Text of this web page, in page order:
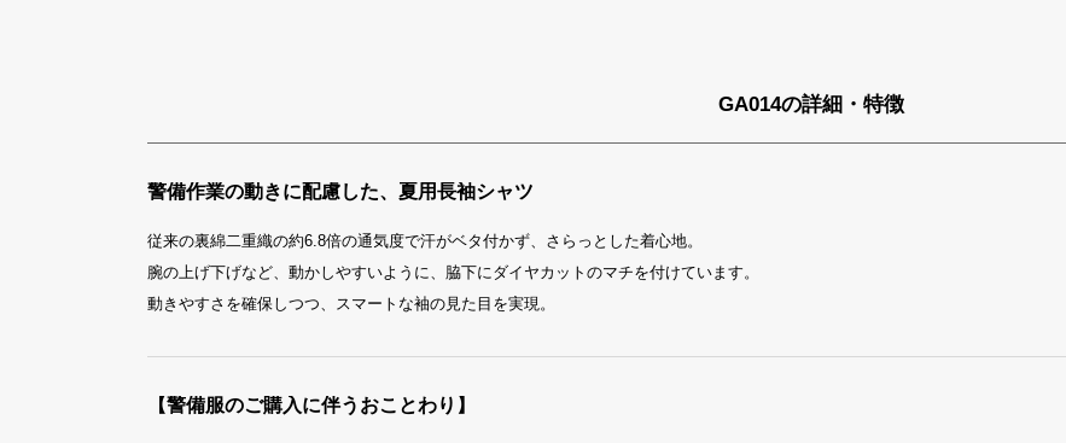
GA014の詳細・特徴
警備作業の動きに配慮した、夏用長袖シャツ
従来の裏綿二重織の約6.8倍の通気度で汗がベタ付かず、さらっとした着心地。
腕の上げ下げなど、動かしやすいように、脇下にダイヤカットのマチを付けています。
動きやすさを確保しつつ、スマートな袖の見た目を実現。
【警備服のご購入に伴うおことわり】